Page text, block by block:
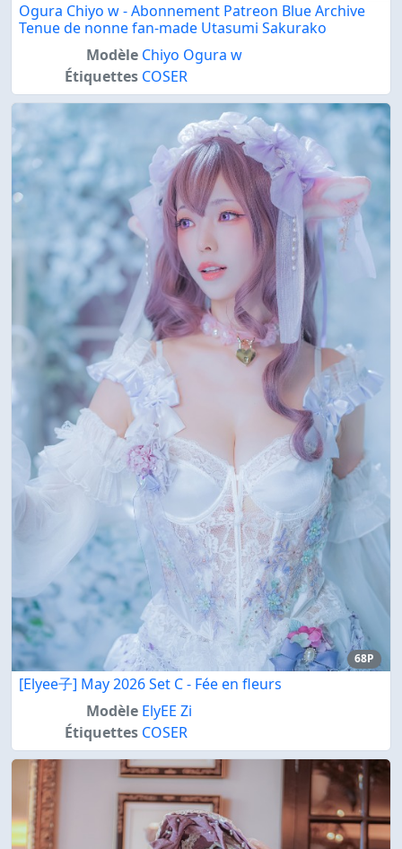
Ogura Chiyo w - Abonnement Patreon Blue Archive
Tenue de nonne fan-made Utasumi Sakurako
Modèle Chiyo Ogura w
Étiquettes COSER
68P
[Elyee子] May 2026 Set C - Fée en fleurs
Modèle ElyEE Zi
Étiquettes COSER